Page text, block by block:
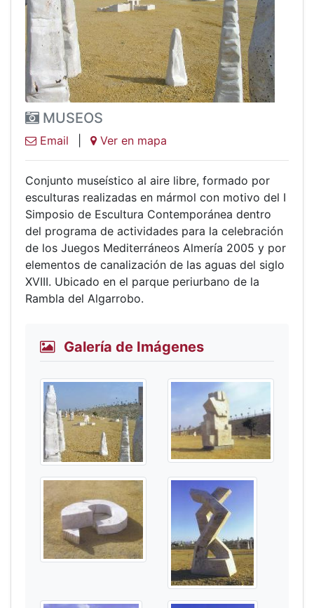
MUSEOS
Email Ver en mapa
Conjunto museístico al aire libre, formado por
esculturas realizadas en mármol con motivo del I
Simposio de Escultura Contemporánea dentro
del programa de actividades para la celebración
de los Juegos Mediterráneos Almería 2005 y por
elementos de canalización de las aguas del siglo
XVIII. Ubicado en el parque periurbano de la
Rambla del Algarrobo.
Galería de Imágenes